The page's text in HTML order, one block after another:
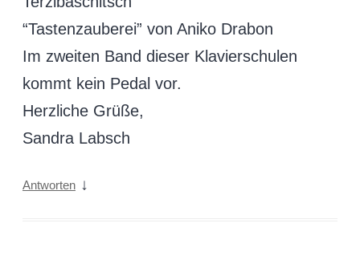
“Tastenzauberei” von Aniko Drabon
Im zweiten Band dieser Klavierschulen
kommt kein Pedal vor.
Herzliche Grüße,
Sandra Labsch
Antworten ↓